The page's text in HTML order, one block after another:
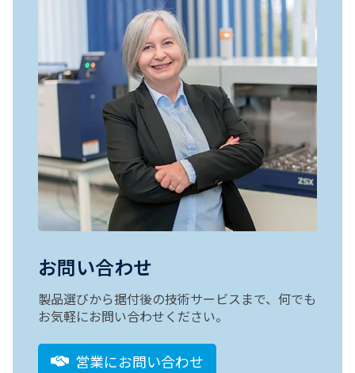
お問い合わせ
製品選びから据付後の技術サービスまで、何でも
お気軽にお問い合わせください。
営業にお問い合わせ